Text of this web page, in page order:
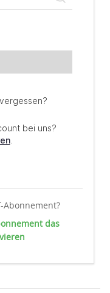
Abonnement?
das